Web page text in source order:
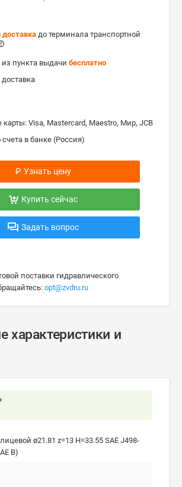
доставкадо терминала транспортной
пункта выдачи бесплатно
доставка
карты: Visa, Mastercard, Maestro, Мир, JCB
в банке (Россия)
₽ Узнать цену
Купить сейчас
Задать вопрос
поставки гидравлического
opt@zvdru.ru
характеристики и
ø21.81 z=13 H=33.55 SAE J498-
B)